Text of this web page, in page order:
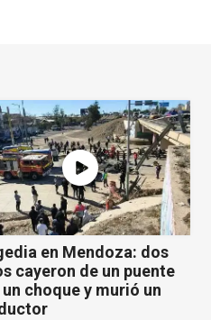
en Mendoza: dos
cayeron de un puente
choque y murió un